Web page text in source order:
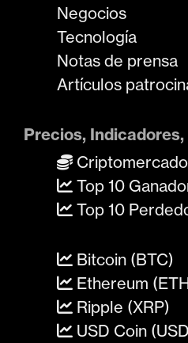
Negocios
Tecnología
Notas de prensa
Artículos
Precios,
Top 10
Top 10
Bitcoin (BTC)
Ethereum
Ripple (XRP)
USD Coin